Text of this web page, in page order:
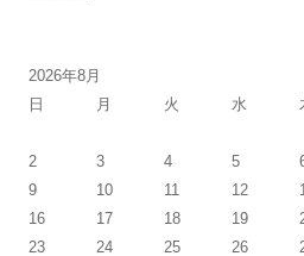
2026年8月
日
月 火 水
2
3 4 5
9
10 11 12
16
17 18 19
23
24 25 26